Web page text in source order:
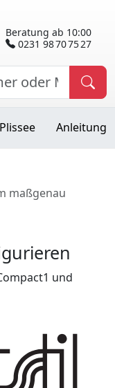
Beratung ab 10:00
0231 98 70 75 27
Plissee Anleitung
maßgenau
und